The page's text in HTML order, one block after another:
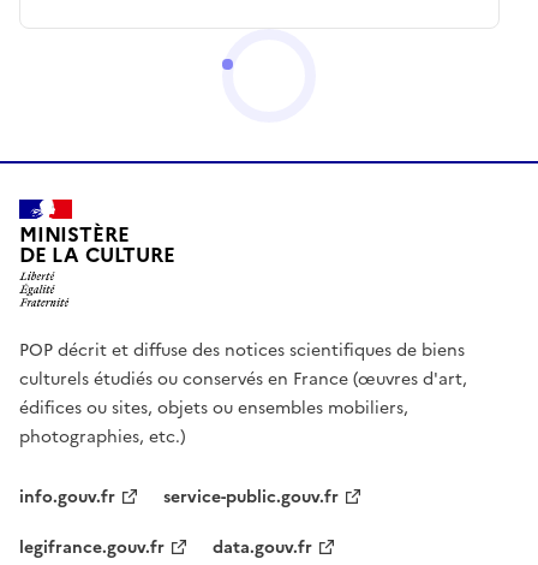
MINISTÈRE
DE LA CULTURE
POP décrit et diffuse des notices scientifiques de biens
culturels étudiés ou conservés en France (œuvres d'art,
édifices ou sites, objets ou ensembles mobiliers,
photographies, etc.)
info.gouv.fr
service-public.gouv.fr
legifrance.gouv.fr
data.gouv.fr